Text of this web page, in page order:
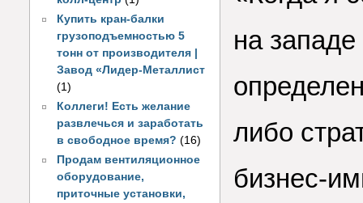
Купить кран-балки
грузоподъемностью 5
тонн от производителя |
Завод «Лидер-Металлист
(1)
Коллеги! Есть желание
развлечься и заработать
в свободное время? (16)
Продам вентиляционное
оборудование,
приточные установки,
на
либо
бизнес-